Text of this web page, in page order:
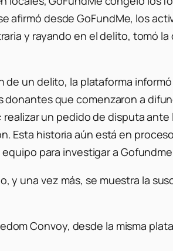
afirmó desde GoFundMe, los
y rayando en el delito, tomó
un delito, la plataforma
que comenzaron a
un pedido de disputa
Esta historia aún está en
para investigar a
una vez más, se muestra la
Convoy, desde la misma